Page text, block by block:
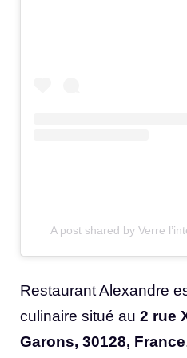
A post shared by Verre
Restaurant Alexandre
culinaire situé au 2 rue
Garons, 30128, France